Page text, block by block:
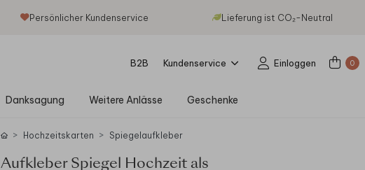
Persönlicher Kundenservice Lieferung ist CO₂-Neutral
B2B Kundenservice Einloggen 0
Danksagung Weitere Anlässe Geschenke
Hochzeitskarten Spiegelaufkleber
Aufkleber Spiegel Hochzeit als